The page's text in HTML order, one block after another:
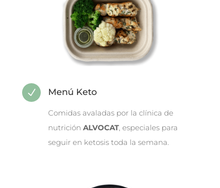
N Menú Keto
Comidas avaladas por la clínica de
nutrición ALVOCAT, especiales para
seguir en ketosis toda la semana.